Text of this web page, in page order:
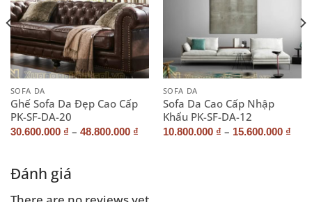
SOFA DA
Ghế Sofa Da Đẹp Cao Cấp
PK-SF-DA-20
30.600.000 ₫ – 48.800.000 ₫
SOFA DA
Sofa Da Cao Cấp Nhập
Khẩu PK-SF-DA-12
10.800.000 ₫ – 15.600.000 ₫
Đánh giá